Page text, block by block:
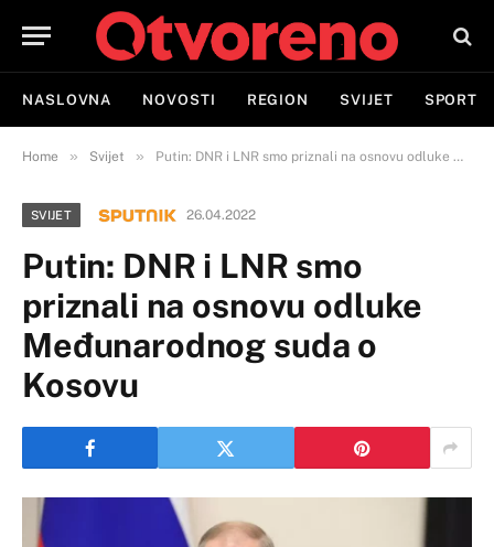
NASLOVNA NOVOSTI REGION SVIJET SPORT
Home » Svijet » Putin: DNR i LNR smo priznali na osnovu odluke Međunarodnog suda o Kosovu
SVIJET 26.04.2022
Putin: DNR i LNR smo
priznali na osnovu odluke
Međunarodnog suda o
Kosovu